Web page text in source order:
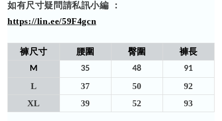
如有尺寸疑問請私訊小編 ：
https://lin.ee/59F4gcn
褲尺寸 腰圍 臀圍 褲長
M 35 48 91​
L 37 50
92​
XL
39 52 93